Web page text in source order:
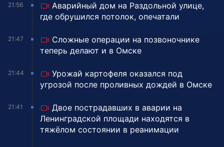
21:56
Аварийный дом на Раздольной улице,
где обрушился потолок, опечатали
21:47
Сложные операции на позвоночнике
теперь делают и в Омске
21:44
Урожай картофеля оказался под
угрозой после проливных дождей в Омске
21:41
Двое пострадавших в аварии на
Ленинградской площади находятся в
тяжёлом состоянии в реанимации